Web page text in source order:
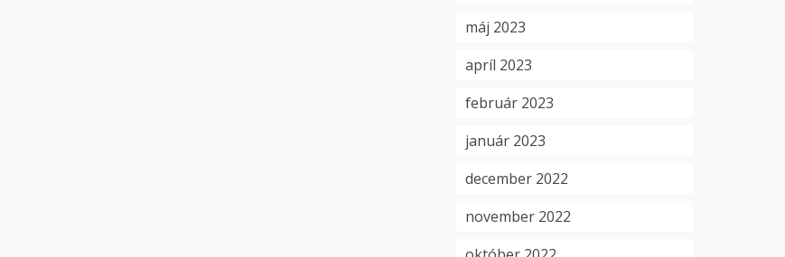
máj 2023
apríl 2023
február 2023
január 2023
december 2022
november 2022